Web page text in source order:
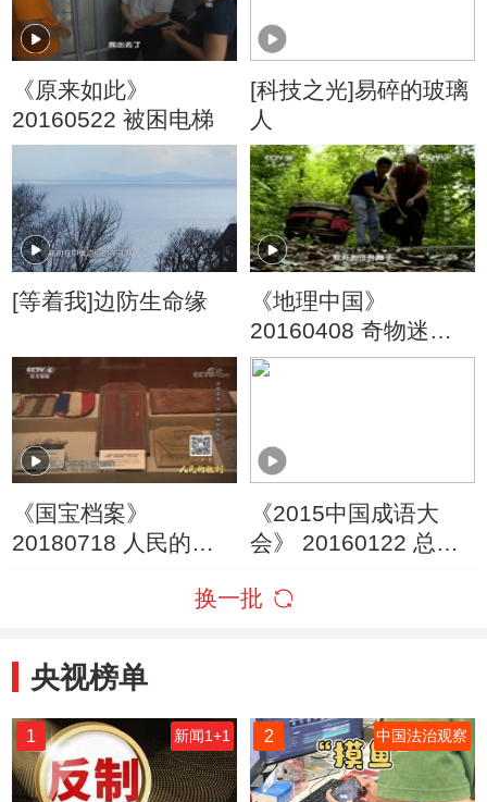
《原来如此》
20160522 被困电梯
[科技之光]易碎的玻璃
人
[等着我]边防生命缘
《地理中国》
20160408 奇物迷象·
壮乡铜鼓
《国宝档案》
20180718 人民的胜
《2015中国成语大
会》 20160122 总决
换一批
央视榜单
1 新闻1+1 2 中国法治观察